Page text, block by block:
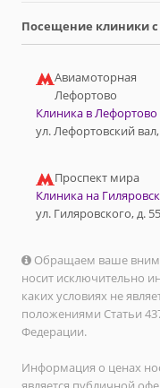
Посещение клиники
Авиамоторная
Лефортово
Клиника в Лефортово
ул. Лефортовский вал,
Проспект мира
Клиника на
ул. Гиляровского, д. 55
Обращаем ваше
носит исключительно
каких условиях не
положениями Статьи
Федерации.
Информация о ценах